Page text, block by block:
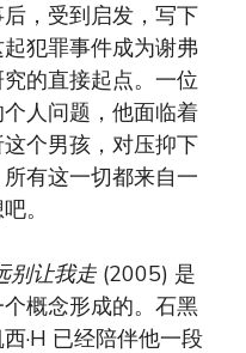
，受到启发，写下
犯罪事件成为谢弗
的直接起点。一位
人问题，他面临着
个男孩，对压抑下
有这一切都来自一
。
别让我走 (2005) 是
概念形成的。石黑
·H 已经陪伴他一段